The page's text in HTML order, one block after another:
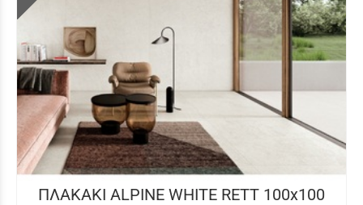
ΠΛΑΚΑΚΙ ALPINE WHITE RETT 100x100